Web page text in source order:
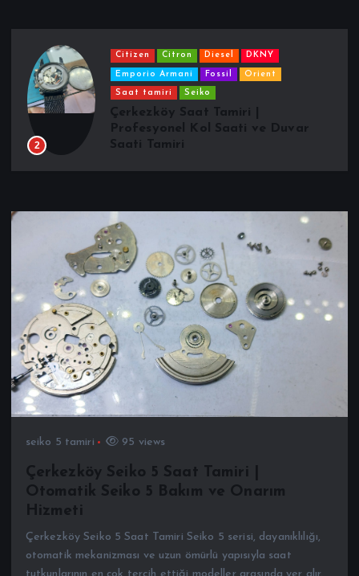
3
slider
Saat Pili Değişimi
seiko 5 tamiri 95 views
Otomatik Seiko 5 Bakım ve Onarım
Hizmeti
Çerkezköy Seiko 5 Saat Tamiri Seiko 5 serisi, dayanıklılığı,
otomatik mekanizması ve uzun ömürlü yapısıyla saat
tutkunlarının en çok tercih ettiği modeller arasında yer alır.
Düzenli bakım yapılmayan otomatik saatlerde…